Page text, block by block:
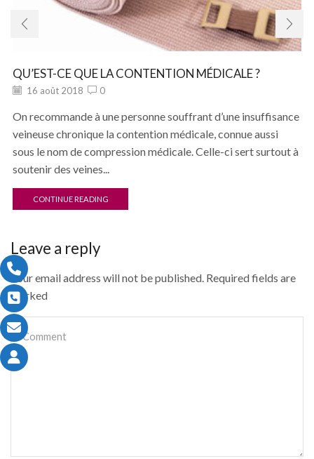
QU’EST-CE QUE LA CONTENTION MÉDICALE ?
16 août 2018 0
On recommande à une personne souffrant d’une insuffisance
veineuse chronique la contention médicale, connue aussi
sous le nom de compression médicale. Celle-ci sert surtout à
soutenir des veines...
CONTINUE READING
Leave a reply
Your email address will not be published. Required fields are
marked